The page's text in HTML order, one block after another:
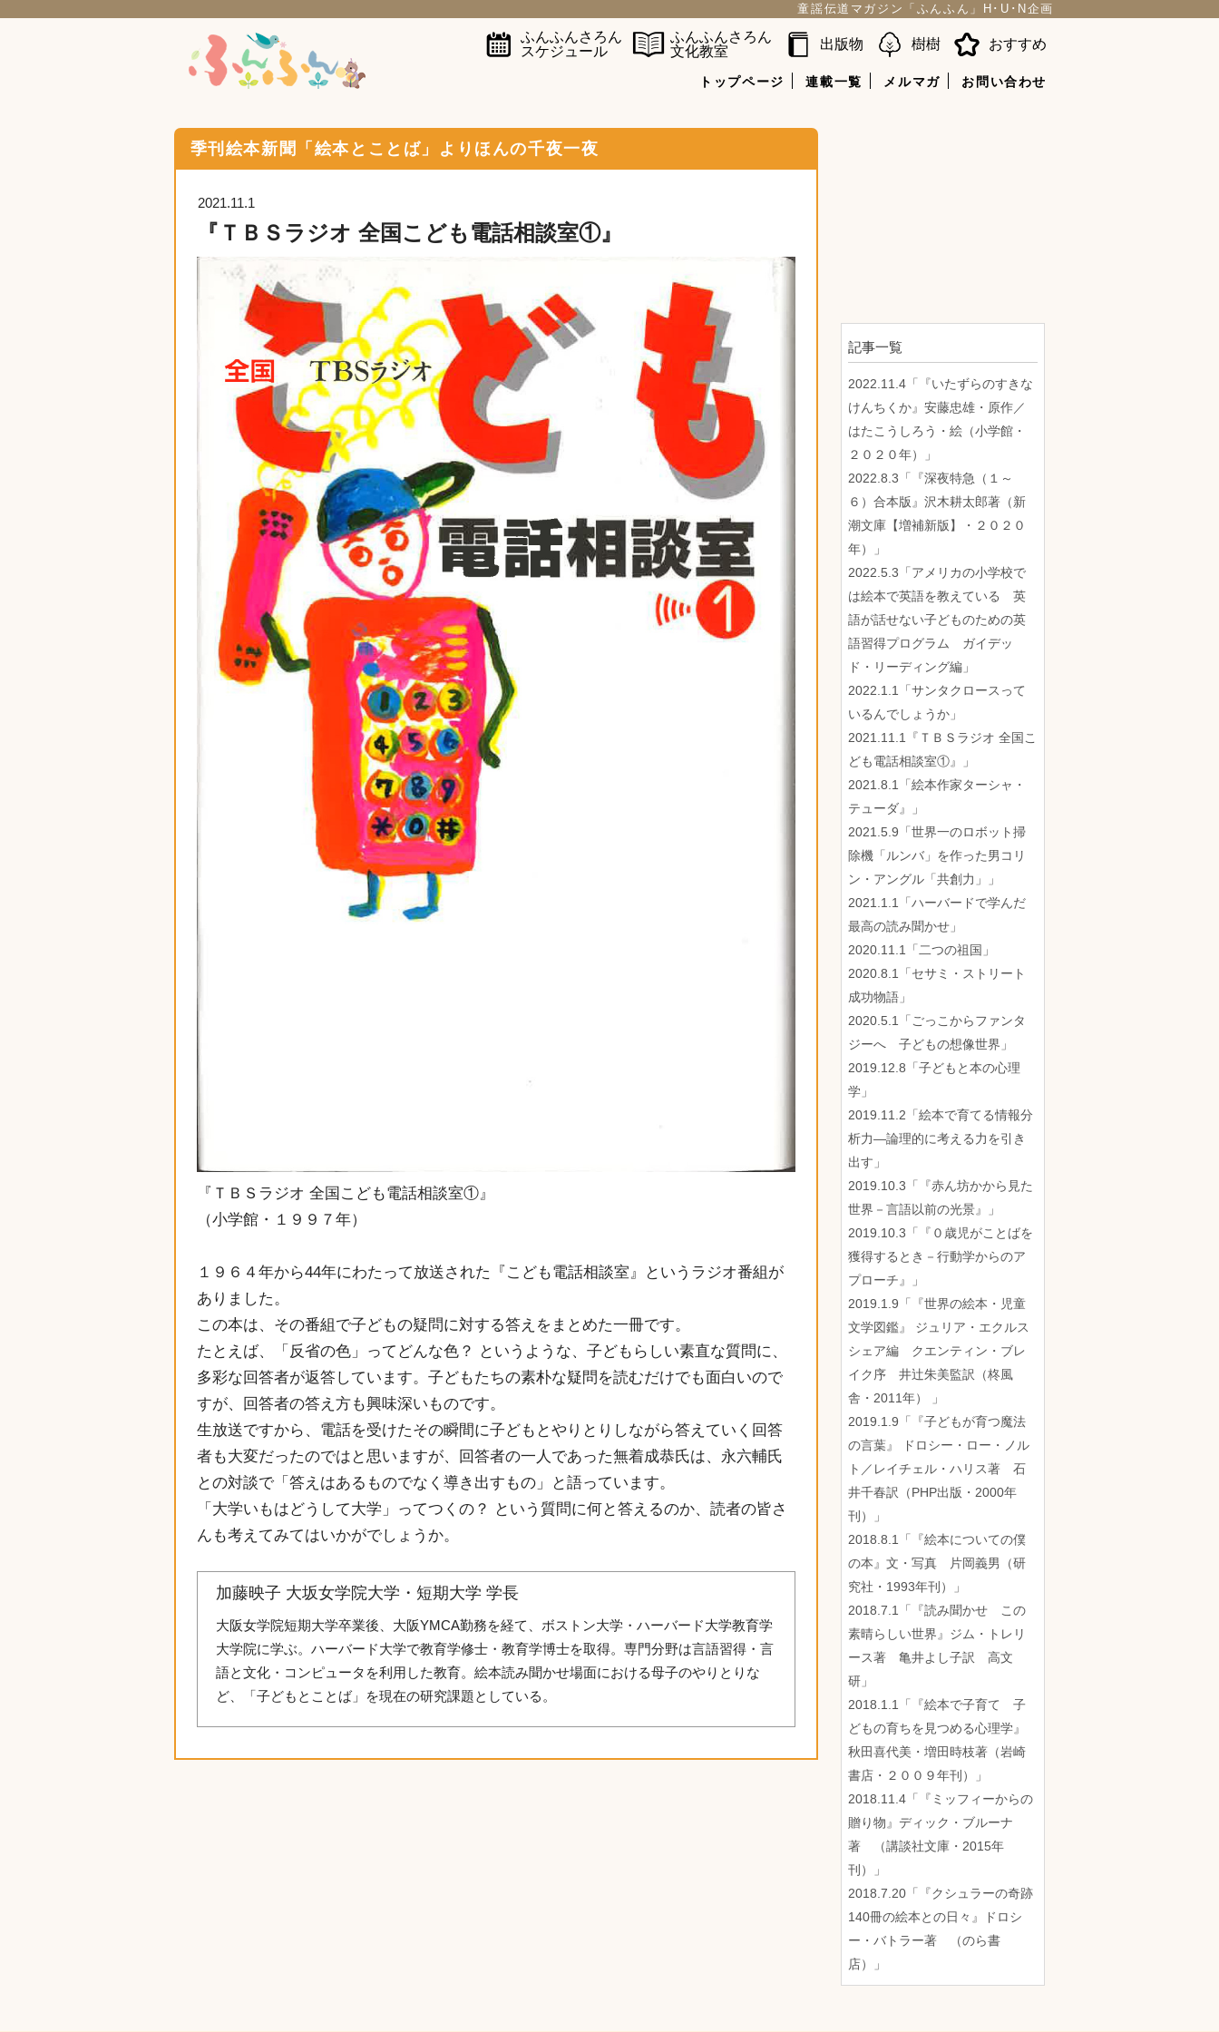
童謡伝道マガジン「ふんふん」H･U･N企画
ふんふんさろん
スケジュール
ふんふんさろん
文化教室
出版物 樹樹 おすすめ
トップページ 連載一覧 メルマガ お問い合わせ
季刊絵本新聞「絵本とことば」よりほんの千夜一夜
2021.11.1
『ＴＢＳラジオ 全国こども電話相談室①』
『ＴＢＳラジオ 全国こども電話相談室①』
（小学館・１９９７年）
１９６４年から44年にわたって放送された『こども電話相談室』というラジオ番組が
ありました。
この本は、その番組で子どもの疑問に対する答えをまとめた一冊です。
たとえば、「反省の色」ってどんな色？ というような、子どもらしい素直な質問に、
多彩な回答者が返答しています。子どもたちの素朴な疑問を読むだけでも面白いので
すが、回答者の答え方も興味深いものです。
生放送ですから、電話を受けたその瞬間に子どもとやりとりしながら答えていく回答
者も大変だったのではと思いますが、回答者の一人であった無着成恭氏は、永六輔氏
との対談で「答えはあるものでなく導き出すもの」と語っています。
「大学いもはどうして大学」ってつくの？ という質問に何と答えるのか、読者の皆さ
んも考えてみてはいかがでしょうか。
加藤映子 大坂女学院大学・短期大学 学長
大阪女学院短期大学卒業後、大阪YMCA勤務を経て、ボストン大学・ハーバード大学教育学
大学院に学ぶ。ハーバード大学で教育学修士・教育学博士を取得。専門分野は言語習得・言
語と文化・コンピュータを利用した教育。絵本読み聞かせ場面における母子のやりとりな
ど、「子どもとことば」を現在の研究課題としている。
記事一覧
2022.11.4「『いたずらのすきな
けんちくか』安藤忠雄・原作／
はたこうしろう・絵（小学館・
２０２０年）」
2022.8.3「『深夜特急（１～
６）合本版』沢木耕太郎著（新
潮文庫【増補新版】・２０２０
年）」
2022.5.3「アメリカの小学校で
は絵本で英語を教えている 英
語が話せない子どものための英
語習得プログラム ガイデッ
ド・リーディング編」
2022.1.1「サンタクロースって
いるんでしょうか」
2021.11.1『ＴＢＳラジオ 全国こ
ども電話相談室①』」
2021.8.1「絵本作家ターシャ・
テューダ』」
2021.5.9「世界一のロボット掃
除機「ルンバ」を作った男コリ
ン・アングル「共創力」」
2021.1.1「ハーバードで学んだ
最高の読み聞かせ」
2020.11.1「二つの祖国」
2020.8.1「セサミ・ストリート
成功物語」
2020.5.1「ごっこからファンタ
ジーへ 子どもの想像世界」
2019.12.8「子どもと本の心理
学」
2019.11.2「絵本で育てる情報分
析力―論理的に考える力を引き
出す」
2019.10.3「『赤ん坊かから見た
世界－言語以前の光景』」
2019.10.3「『０歳児がことばを
獲得するとき－行動学からのア
プローチ』」
2019.1.9「『世界の絵本・児童
文学図鑑』 ジュリア・エクルス
シェア編 クエンティン・ブレ
イク序 井辻朱美監訳（柊風
舎・2011年） 」
2019.1.9「『子どもが育つ魔法
の言葉』 ドロシー・ロー・ノル
ト／レイチェル・ハリス著 石
井千春訳（PHP出版・2000年
刊）」
2018.8.1「『絵本についての僕
の本』文・写真 片岡義男（研
究社・1993年刊）」
2018.7.1「『読み聞かせ この
素晴らしい世界』ジム・トレリ
ース著 亀井よし子訳 高文
研」
2018.1.1「『絵本で子育て 子
どもの育ちを見つめる心理学』
秋田喜代美・増田時枝著（岩崎
書店・２００９年刊）」
2018.11.4「『ミッフィーからの
贈り物』ディック・ブルーナ
著 （講談社文庫・2015年
刊）」
2018.7.20「『クシュラーの奇跡
140冊の絵本との日々』ドロシ
ー・バトラー著 （のら書
店）」